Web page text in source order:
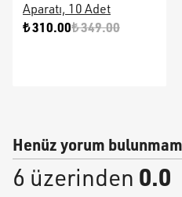
Aparatı, 10 Adet
₺ 310.00₺ 349.00
Henüz yorum
6 üzerinden 0.0